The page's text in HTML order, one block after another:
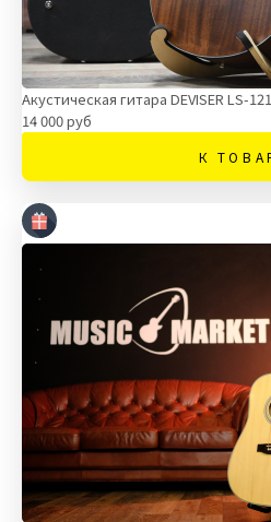
Акустическая гитара DEVISER LS-
14 000 руб
К